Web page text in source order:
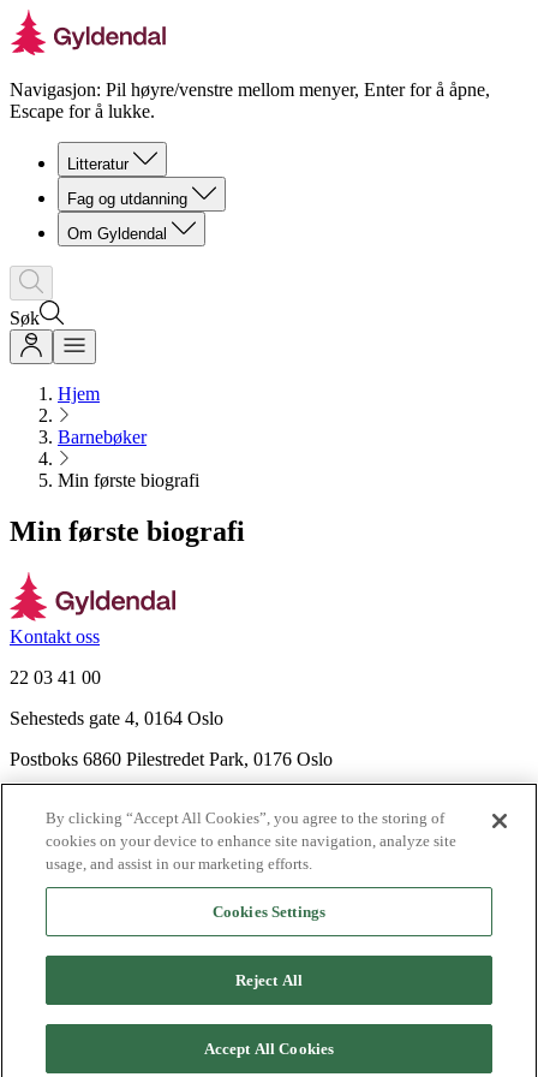
Navigasjon: Pil høyre/venstre mellom menyer, Enter for å åpne,
Escape for å lukke.
Litteratur
Fag og utdanning
Om Gyldendal
Søk
Hjem
Barnebøker
Min første biografi
Min første biografi
Kontakt oss
22 03 41 00
Sehesteds gate 4, 0164 Oslo
Postboks 6860 Pilestredet Park, 0176 Oslo
Nyhetsbrev
Ledige stillinger
Send inn manus
Agency
PersonvernerklæringerInformasjonskapsler
By clicking “Accept All Cookies”, you agree to the storing of
cookies on your device to enhance site navigation, analyze site
usage, and assist in our marketing efforts.
Cookies Settings
Reject All
Accept All Cookies